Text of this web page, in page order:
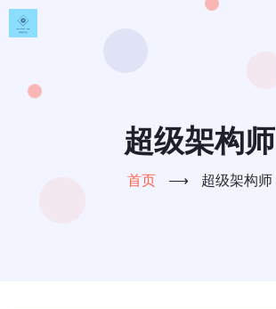
跳
转
超级架构师
首页 ⟶ 超级架构师